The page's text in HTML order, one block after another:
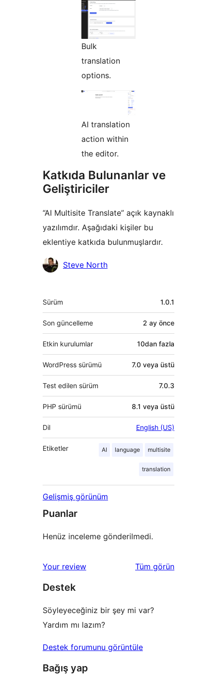
Bulk
translation
options.
AI translation
action within
the editor.
Katkıda Bulunanlar ve
Geliştiriciler
“AI Multisite Translate” açık kaynaklı
yazılımdır. Aşağıdaki kişiler bu
eklentiye katkıda bulunmuşlardır.
KatkıdaSteve North
Meta
Sürüm 1.0.1
Son güncelleme 2 ay önce
Etkin kurulumlar 10dan fazla
WordPress sürümü 7.0 veya üstü
Test edilen sürüm 7.0.3
PHP sürümü 8.1 veya üstü
Dil English (US)
Etiketler AI language multisite
translation
Gelişmiş görünüm
Puanlar
Henüz inceleme gönderilmedi.
Your review Tüm değerlendirmeleri
görün
Destek
Söyleyeceğiniz bir şey mi var?
Yardım mı lazım?
Destek forumunu görüntüle
Bağış yap